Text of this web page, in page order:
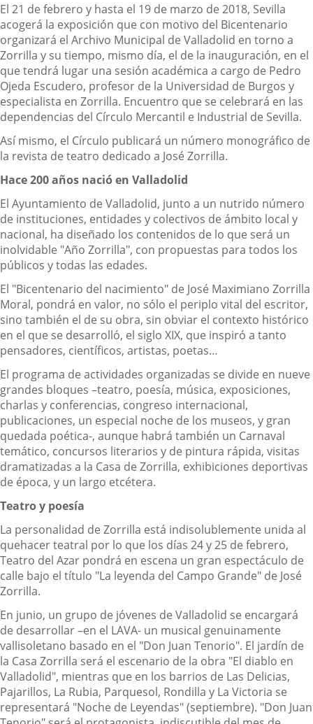
El 21 de febrero y hasta el 19 de marzo de 2018, Sevilla
acogerá la exposición que con motivo del Bicentenario
organizará el Archivo Municipal de Valladolid en torno a
Zorrilla y su tiempo, mismo día, el de la inauguración, en el
que tendrá lugar una sesión académica a cargo de Pedro
Ojeda Escudero, profesor de la Universidad de Burgos y
especialista en Zorrilla. Encuentro que se celebrará en las
dependencias del Círculo Mercantil e Industrial de Sevilla.
Así mismo, el Círculo publicará un número monográfico de
la revista de teatro dedicado a José Zorrilla.
Hace 200 años nació en Valladolid
El Ayuntamiento de Valladolid, junto a un nutrido número
de instituciones, entidades y colectivos de ámbito local y
nacional, ha diseñado los contenidos de lo que será un
inolvidable "Año Zorrilla", con propuestas para todos los
públicos y todas las edades.
El "Bicentenario del nacimiento" de José Maximiano Zorrilla
Moral, pondrá en valor, no sólo el periplo vital del escritor,
sino también el de su obra, sin obviar el contexto histórico
en el que se desarrolló, el siglo XIX, que inspiró a tanto
pensadores, científicos, artistas, poetas…
El programa de actividades organizadas se divide en nueve
grandes bloques –teatro, poesía, música, exposiciones,
charlas y conferencias, congreso internacional,
publicaciones, un especial noche de los museos, y gran
quedada poética-, aunque habrá también un Carnaval
temático, concursos literarios y de pintura rápida, visitas
dramatizadas a la Casa de Zorrilla, exhibiciones deportivas
de época, y un largo etcétera.
Teatro y poesía
La personalidad de Zorrilla está indisolublemente unida al
quehacer teatral por lo que los días 24 y 25 de febrero,
Teatro del Azar pondrá en escena un gran espectáculo de
calle bajo el título "La leyenda del Campo Grande" de José
Zorrilla.
En junio, un grupo de jóvenes de Valladolid se encargará
de desarrollar –en el LAVA- un musical genuinamente
vallisoletano basado en el "Don Juan Tenorio". El jardín de
la Casa Zorrilla será el escenario de la obra "El diablo en
Valladolid", mientras que en los barrios de Las Delicias,
Pajarillos, La Rubia, Parquesol, Rondilla y La Victoria se
representará "Noche de Leyendas" (septiembre). "Don Juan